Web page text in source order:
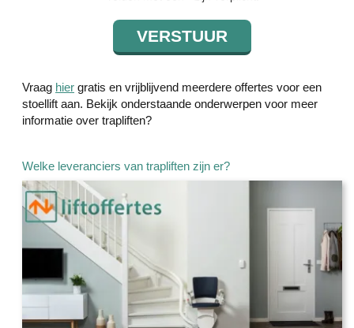
Vraag hier gratis en vrijblijvend meerdere offertes voor een
stoellift aan. Bekijk onderstaande onderwerpen voor meer
informatie over trapliften?
Welke leveranciers van trapliften zijn er?